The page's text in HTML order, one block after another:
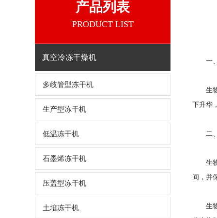
产品列表
PRODUCT LIST
真空冷冻干燥机
多歧管型冻干机
生产型冻干机
低温冻干机
石墨烯冻干机
压盖型冻干机
土壤冻干机
一、
生物
下升华
二、
生物
间，并
生物